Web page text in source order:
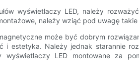
wyświetlaczy LED, należy
należy wziąć pod uwagę
może być dobrym
i estetyka. Należy jednak starannie
wyświetlaczy LED montowane za